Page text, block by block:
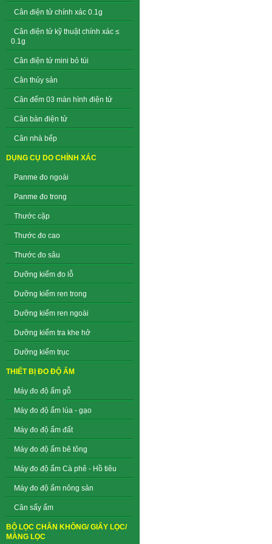
Cân điện tử chính xác 0.1g
Cân điện tử kỹ thuật chính xác ≤
0.1g
Cân điện tử mini bỏ túi
Cân thủy sản
Cân đếm 03 màn hình điện tử
Cân bàn điện tử
Cân nhà bếp
DỤNG CỤ DO CHÍNH XÁC
Panme đo ngoài
Panme đo trong
Thước cặp
Thước đo cao
Thước đo sâu
Dưỡng kiểm đo lỗ
Dưỡng kiểm ren trong
Dưỡng kiểm ren ngoài
Dưỡng kiểm tra khe hở
Dưỡng kiểm trục
THIẾT BỊ ĐO ĐỘ ẨM
Máy đo độ ẩm gỗ
Máy đo độ ẩm lúa - gạo
Máy đo độ ẩm đất
Máy đo độ ẩm bê tông
Máy đo độ ẩm Cà phê - Hồ tiêu
Máy đo độ ẩm nông sản
Cân sấy ẩm
BỘ LỌC CHÂN KHÔNG/ GIẤY LỌC/
MÀNG LỌC